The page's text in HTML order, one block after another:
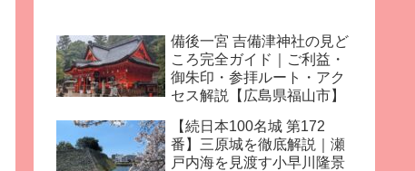
備後一宮 吉備津神社の見ど
ころ完全ガイド｜ご利益・
御朱印・参拝ルート・アク
セス解説【広島県福山市】
【続日本100名城 第172
番】三原城を徹底解説｜瀬
戸内海を見渡す小早川隆景